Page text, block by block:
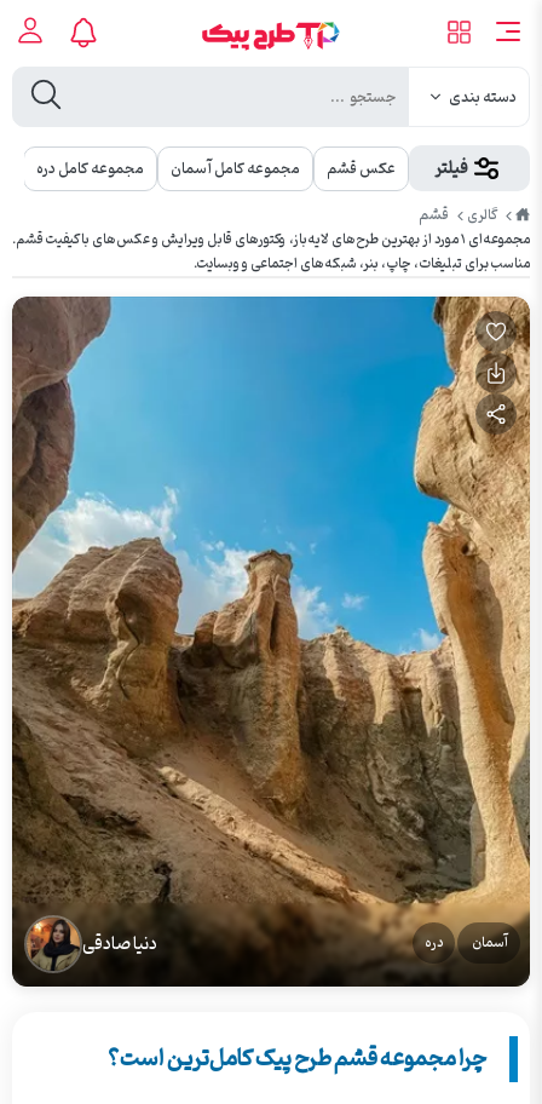
دسته بندی
فیلتر عکس قشم مجموعه کامل آسمان مجموعه کامل دره
طرح
پیک
گالری قشم
مجموعه‌ای ۱ مورد از بهترین طرح‌های لایه‌باز، وکتورهای قابل ویرایش و عکس‌های باکیفیت قشم.
مناسب برای تبلیغات، چاپ، بنر، شبکه‌های اجتماعی و وبسایت.
آسمان دره دنیا صادقی
چرا مجموعه قشم طرح پیک کامل‌ترین است؟